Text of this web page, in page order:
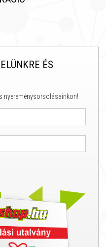
ÉS
nyereménysorsolásainkon!